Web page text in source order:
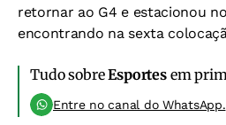
retornar ao G4 e estacionou
encontrando na sexta
Tudo sobreEsportesem
Entre no canal do WhatsApp.